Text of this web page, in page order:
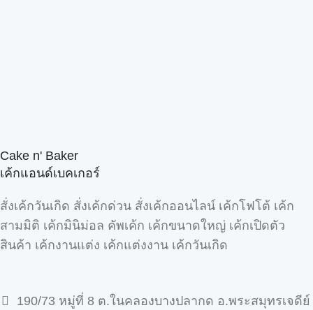
Cake n' Baker
เค้กแอนด์เบคเกอร์
สั่งเค้กวันเกิด สั่งเค้กด่วน สั่งเค้กออนไลน์ เค้กโฟโต้ เค้ก
สามมิติ เค้กมินิม่อล คัพเค้ก เค้กขนาดใหญ่ เค้กเปิดตัว
สินค้า เค้กงานแต่ง เค้กแต่งงาน เค้กวันเกิด
190/73 หมู่ที่ 8 ต.ในคลองบางปลากด อ.พระสมุทรเจดีย์